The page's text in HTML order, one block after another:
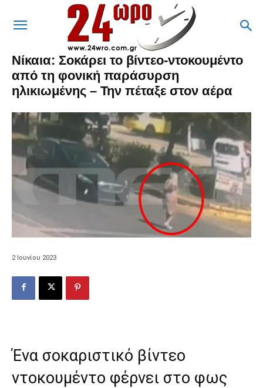
Νίκαια: Σοκάρει το βίντεο-ντοκουμέντο
από τη φονική παράσυρση
ηλικιωμένης – Την πέταξε στον αέρα
2 Ιουνίου 2023
Ένα σοκαριστικό βίντεο
ντοκουμέντο φέρνει στο φως